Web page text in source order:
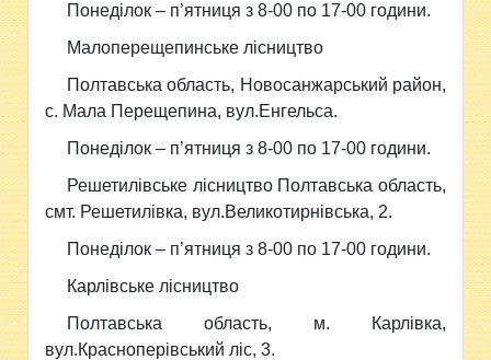
Понеділок – п’ятниця з 8-00 по 17-00 години.
Малоперещепинське лісництво
Полтавська область, Новосанжарський район,
с. Мала Перещепина, вул.Енгельса.
Понеділок – п’ятниця з 8-00 по 17-00 години.
Решетилівське лісництво Полтавська область,
смт. Решетилівка, вул.Великотирнівська, 2.
Понеділок – п’ятниця з 8-00 по 17-00 години.
Карлівське лісництво
Полтавська область, м. Карлівка,
вул.Красноперівський ліс, 3.